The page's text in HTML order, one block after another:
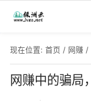
现在位置: 首页 / 网赚 /
网赚中的骗局